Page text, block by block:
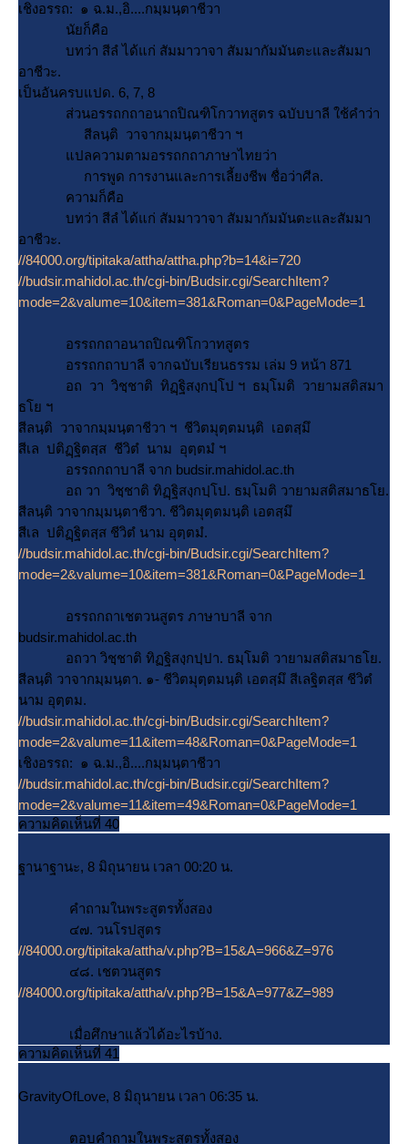
เชิงอรรถ: ๑ ฉ.ม.,อิ....กมฺมนฺตาชีวา
นัยก็คือ
บทว่า สีลํ ได้แก่ สัมมาวาจา สัมมากัมมันตะและสัมมา
อาชีวะ.
เป็นอันครบแปด. 6, 7, 8
ส่วนอรรถกถาอนาถปิณฑิโกวาทสูตร ฉบับบาลี ใช้คำว่า
สีลนฺติ วาจากมฺมนฺตาชีวา ฯ
ปลความตามอรรถกถาภาษาไทยว่า
การพูด การงานและการเลี้ยงชีพ ชื่อว่าศีล.
ความก็คือ
บทว่า สีลํ ได้แก่ สัมมาวาจา สัมมากัมมันตะและสัมมา
อาชีวะ.
//84000.org/tipitaka/attha/attha.php?b=14&i=720
//budsir.mahidol.ac.th/cgi-bin/Budsir.cgi/SearchItem?
mode=2&valume=10&item=381&Roman=0&PageMode=1
อรรถกถาอนาถปิณฑิโกวาทสูตร
อรรถกถาบาลี จากฉบับเรียนธรรม เล่ม 9 หน้า 871
อถ วา วิชฺชาติ ทิฏฺฐิสงฺกปฺโป ฯ ธมฺโมติ วายามสติสมา
ธโย ฯ
สีลนฺติ วาจากมฺมนฺตาชีวา ฯ ชีวิตมุตฺตมนฺติ เอตสฺมึ
สีเล ปติฏฺฐิตสฺส ชีวิตํ นาม อุตฺตมํ ฯ
อรรถกถาบาลี จาก budsir.mahidol.ac.th
อถ วา วิชฺชาติ ทิฏฺฐิสงฺกปฺโป. ธมฺโมติ วายามสติสมาธโย.
สีลนฺติ วาจากมฺมนฺตาชีวา. ชีวิตมุตฺตมนฺติ เอตสฺมึ
สีเล ปติฏฺฐิตสฺส ชีวิตํ นาม อุตฺตมํ.
//budsir.mahidol.ac.th/cgi-bin/Budsir.cgi/SearchItem?
mode=2&valume=10&item=381&Roman=0&PageMode=1
อรรถกถาเชตวนสูตร ภาษาบาลี จาก
budsir.mahidol.ac.th
อถวา วิชฺชาติ ทิฏฐิสงฺกปฺปา. ธมฺโมติ วายามสติสมาธโย.
สีลนฺติ วาจากมฺมนฺตา. ๑- ชีวิตมุตฺตมนฺติ เอตสฺมึ สีเลฐิตสฺส ชีวิตํ
นาม อุตฺตม.
//budsir.mahidol.ac.th/cgi-bin/Budsir.cgi/SearchItem?
mode=2&valume=11&item=48&Roman=0&PageMode=1
เชิงอรรถ: ๑ ฉ.ม.,อิ....กมฺมนฺตาชีวา
//budsir.mahidol.ac.th/cgi-bin/Budsir.cgi/SearchItem?
mode=2&valume=11&item=49&Roman=0&PageMode=1
ความคิดเห็นที่ 40
ฐานาฐานะ, 8 มิถุนายน เวลา 00:20 น.
คำถามในพระสูตรทั้งสอง
๔๗. วนโรปสูตร
//84000.org/tipitaka/attha/v.php?B=15&A=966&Z=976
๔๘. เชตวนสูตร
//84000.org/tipitaka/attha/v.php?B=15&A=977&Z=989
เมื่อศึกษาแล้วได้อะไรบ้าง.
ความคิดเห็นที่ 41
GravityOfLove, 8 มิถุนายน เวลา 06:35 น.
ตอบคำถามในพระสูตรทั้งสอง